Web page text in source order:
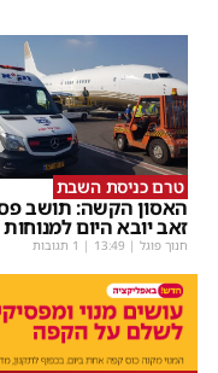
טרם כניסת השבת
האסון הקשה: תושב
זאב יובא היום למנוחות
חנוך פוגל |
13:49 | 1 תגובות